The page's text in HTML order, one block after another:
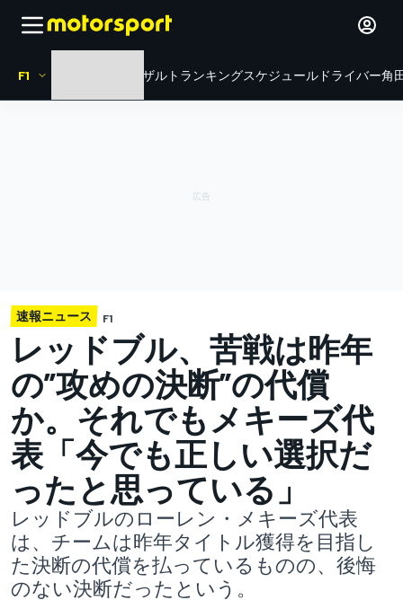
F1 リザルト ランキングスケジュール ドライバー角
速報ニュース F1
レッドブル、苦戦は昨年
の”攻めの決断”の代償
か。それでもメキーズ代
表「今でも正しい選択だ
ったと思っている」
レッドブルのローレン・メキーズ代表
は、チームは昨年タイトル獲得を目指し
た決断の代償を払っているものの、後悔
のない決断だったという。